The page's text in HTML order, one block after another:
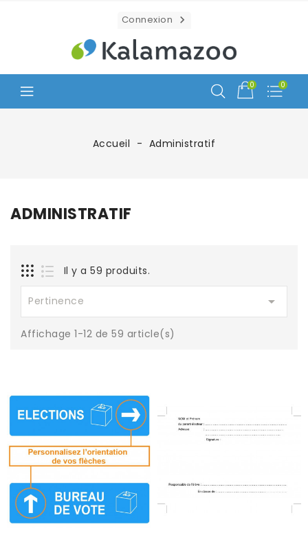
Connexion 
0
0
Accueil Administratif
ADMINISTRATIF
Il y a 59 produits.
Pertinence 
Affichage 1-12 de 59 article(s)